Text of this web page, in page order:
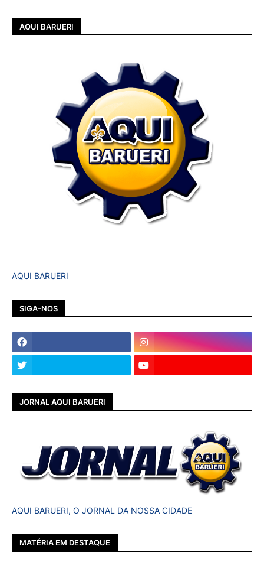
AQUI BARUERI
AQUI BARUERI
SIGA-NOS
JORNAL AQUI BARUERI
AQUI BARUERI, O JORNAL DA NOSSA CIDADE
MATÉRIA EM DESTAQUE